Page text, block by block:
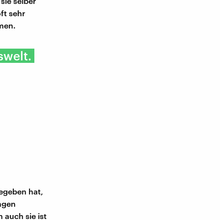
sehr
hat,
auch sie ist